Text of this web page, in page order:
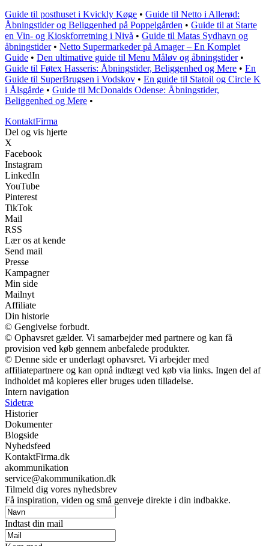
Guide til posthuset i Kvickly Køge • Guide til Netto i Allerød:
Åbningstider og Beliggenhed på Poppelgården • Guide til at Starte
en Vin- og Kioskforretning i Nivå • Guide til Matas Sydhavn og
åbningstider• Netto Supermarkeder på Amager – En Komplet
Guide • Den ultimative guide til Menu Måløv og åbningstider•
Guide til Føtex Hasseris: Åbningstider, Beliggenhed og Mere • En
Guide til SuperBrugsen i Vodskov • En guide til Statoil og Circle K
i Ålsgårde • Guide til McDonalds Odense: Åbningstider,
Beliggenhed og Mere •
KontaktFirma
Del og vis hjerte
X
Facebook
Instagram
LinkedIn
YouTube
Pinterest
TikTok
Mail
RSS
Lær os at kende
Send mail
Presse
Kampagner
Min side
Mailnyt
Affiliate
Din historie
© Gengivelse forbudt.
© Ophavsret gælder. Vi samarbejder med partnere og kan få
provision ved køb gennem anbefalede produkter.
© Denne side er underlagt ophavsret. Vi arbejder med
affiliatepartnere og kan opnå indtægt ved køb via links. Ingen del af
indholdet må kopieres eller bruges uden tilladelse.
Intern navigation
Sidetræ
Historier
Dokumenter
Blogside
Nyhedsfeed
KontaktFirma.dk
akommunikation
service@akommunikation.dk
Tilmeld dig vores nyhedsbrev
Få inspiration, viden og små genveje direkte i din indbakke.
Indtast din mail